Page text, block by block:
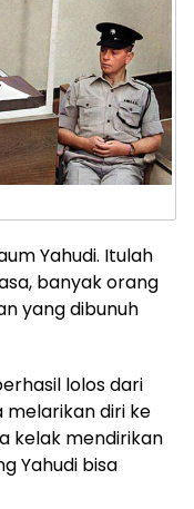
Yahudi. Itulah
banyak orang
yang dibunuh
lolos dari
diri ke
kelak mendirikan
Yahudi bisa